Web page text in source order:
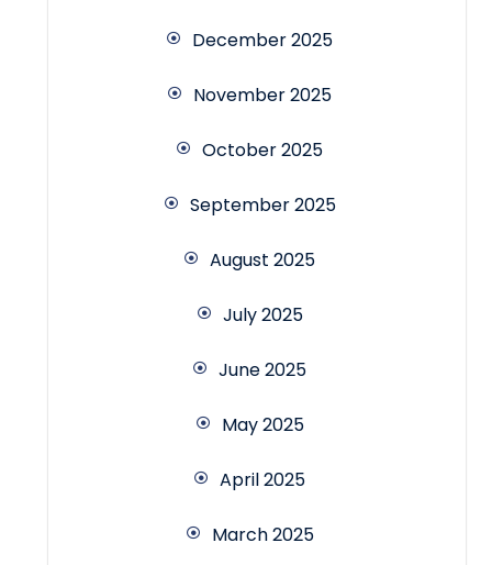
December 2025
November 2025
October 2025
September 2025
August 2025
July 2025
June 2025
May 2025
April 2025
March 2025